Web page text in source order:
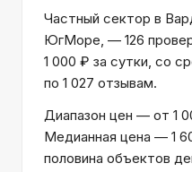
Частный сектор в
ЮгМоре, — 126
1 000 ₽ за сутки, со
по 1 027 отзывам.
Диапазон цен — от 1
Медианная цена — 1
половина объектов